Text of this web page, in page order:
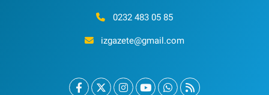
0232 483 05 85
izgazete@gmail.com